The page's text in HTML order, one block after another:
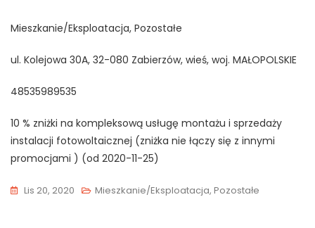
Mieszkanie/Eksploatacja, Pozostałe
ul. Kolejowa 30A, 32-080 Zabierzów, wieś, woj. MAŁOPOLSKIE
48535989535
10 % zniżki na kompleksową usługę montażu i sprzedaży
instalacji fotowoltaicznej (zniżka nie łączy się z innymi
promocjami ) (od 2020-11-25)
Lis 20, 2020 Mieszkanie/Eksploatacja, Pozostałe